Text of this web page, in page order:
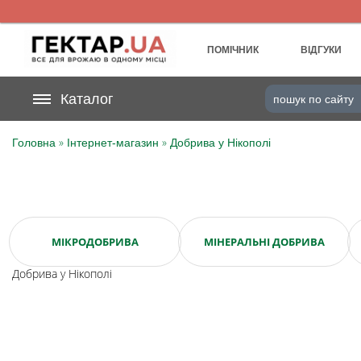
ПОМІЧНИК ВІДГУКИ
UA
На вашому
бонусному рахунку
Доставка
Відгуки
Каталог
Головна » Інтернет-магазин » Добрива у Нікополі
МІКРОДОБРИВА МІНЕРАЛЬНІ ДОБРИВА
Добрива у Нікополі